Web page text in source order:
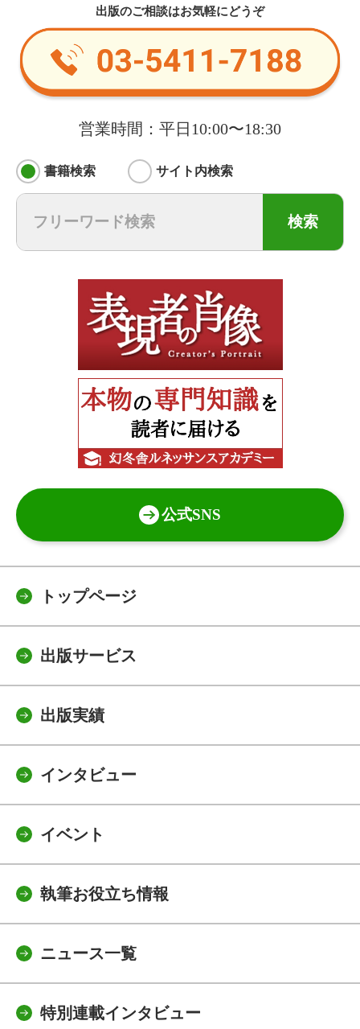
出版のご相談はお気軽にどうぞ
営業時間：平日10:00〜18:30
書籍検索 サイト内検索
検索
公式SNS
トップページ
出版サービス
出版実績
インタビュー
イベント
執筆お役立ち情報
ニュース一覧
特別連載インタビュー